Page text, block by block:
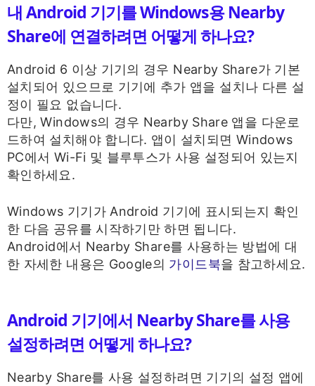
내 Android 기기를 Windows용 Nearby
Share에 연결하려면 어떻게 하나요?
Android 6 이상 기기의 경우 Nearby Share가 기본
설치되어 있으므로 기기에 추가 앱을 설치나 다른 설
정이 필요 없습니다.
다만, Windows의 경우 Nearby Share 앱을 다운로
드하여 설치해야 합니다. 앱이 설치되면 Windows
PC에서 Wi-Fi 및 블루투스가 사용 설정되어 있는지
확인하세요.
Windows 기기가 Android 기기에 표시되는지 확인
한 다음 공유를 시작하기만 하면 됩니다.
Android에서 Nearby Share를 사용하는 방법에 대
한 자세한 내용은 Google의 가이드북을 참고하세요.
Android 기기에서 Nearby Share를 사용
설정하려면 어떻게 하나요?
Nearby Share를 사용 설정하려면 기기의 설정 앱에